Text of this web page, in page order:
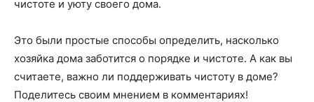
чистоте и уюту своего дома.
Это были простые способы определить, насколько
хозяйка дома заботится о порядке и чистоте. А как вы
считаете, важно ли поддерживать чистоту в доме?
Поделитесь своим мнением в комментариях!